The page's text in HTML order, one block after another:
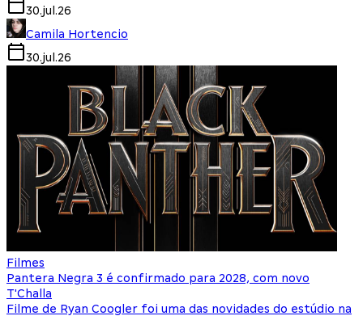
30.jul.26
Camila Hortencio
30.jul.26
Filmes
Pantera Negra 3 é confirmado para 2028, com novo
T'Challa
Filme de Ryan Coogler foi uma das novidades do estúdio na